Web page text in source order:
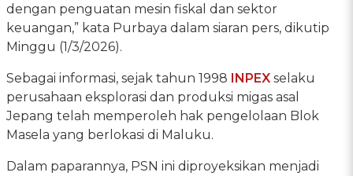
dengan penguatan mesin fiskal dan sektor
keuangan,” kata Purbaya dalam siaran pers, dikutip
Minggu (1/3/2026).
Sebagai informasi, sejak tahun 1998 INPEX selaku
perusahaan eksplorasi dan produksi migas asal
Jepang telah memperoleh hak pengelolaan Blok
Masela yang berlokasi di Maluku.
Dalam paparannya, PSN ini diproyeksikan menjadi